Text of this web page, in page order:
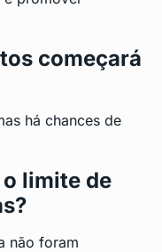
começará
há chances de
limite de
não foram